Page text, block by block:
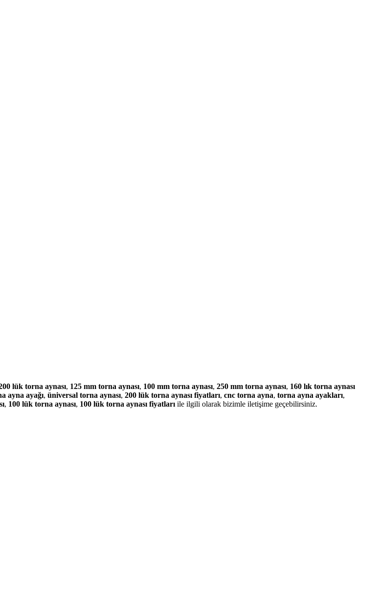
lük torna aynası, 125 mm torna aynası, 100 mm torna aynası, 250 mm torna aynası, 160 lık torna aynası
ayna ayağı, üniversal torna aynası, 200 lük torna aynası fiyatları, cnc torna ayna, torna ayna ayakları,
, 100 lük torna aynası, 100 lük torna aynası fiyatları ile ilgili olarak bizimle iletişime geçebilirsiniz.